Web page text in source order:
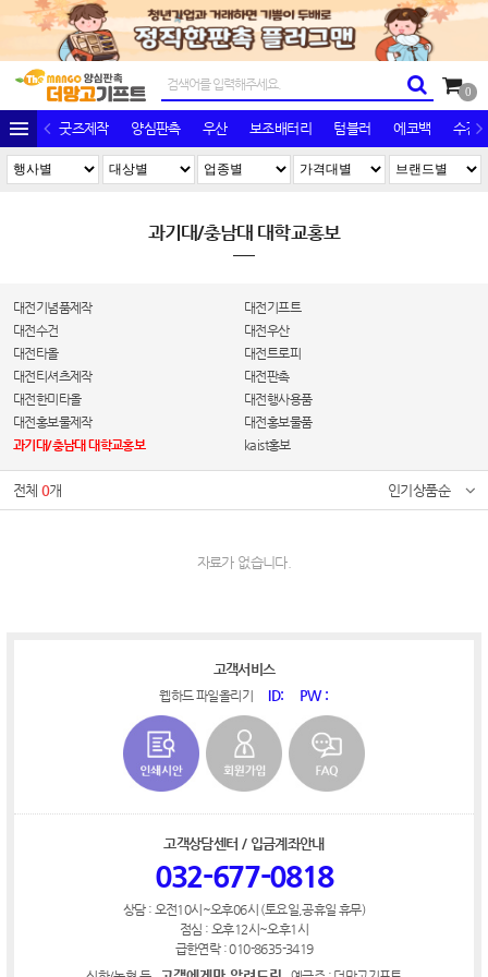
0
굿즈제작 양심판촉 우산 보조배터리 텀블러 에코백 수건/
과기대/충남대 대학교홍보
대전기념품제작
대전기프트
대전수건
대전우산
대전타올
대전트로피
대전티셔츠제작
대전판촉
대전한미타올
대전행사용품
대전홍보물제작
대전홍보물품
과기대/충남대 대학교홍보
kaist홍보
전체0개 인기상품순
자료가 없습니다.
고객서비스
웹하드 파일올리기 ID: PW :
고객상담센터 / 입금계좌안내
032-677-0818
상담 : 오전10시~오후06시 (토요일,공휴일 휴무)
점심 : 오후12시~오후1시
급한연락 : 010-8635-3419